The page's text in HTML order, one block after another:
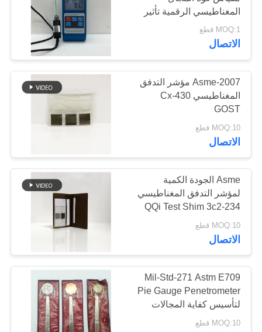
Crawlers
كشف العطل
22
اختبار الجسيمات
المغناطيسية
71
المغناطيسي الرقمية تأثير
القاعة مقياس
MOQ:1 قطع
الاتصال
Asme-2007 مؤشر التدفق
المغناطيسي Cx-430
GOST
MOQ:10 قطع
الاتصال
Asme الجودة الكمية
لمؤشر التدفق المغناطيسي
QQi Test Shim 3c2-234
MOQ:10 قطع
الاتصال
Mil-Std-271 Astm E709
Pie Gauge Penetrometer
لتأسيس كفاية المجالات
المغناطيسية
MOQ:10 قطع